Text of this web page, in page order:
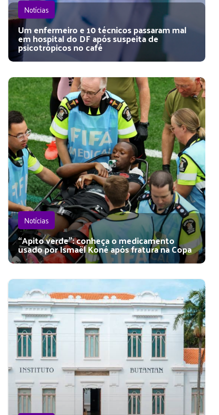
Notícias
Um enfermeiro e 10 técnicos passaram mal
em hospital do DF após suspeita de
psicotrópicos no café
Notícias
“Apito verde”: conheça o medicamento
usado por Ismaël Koné após fratura na Copa